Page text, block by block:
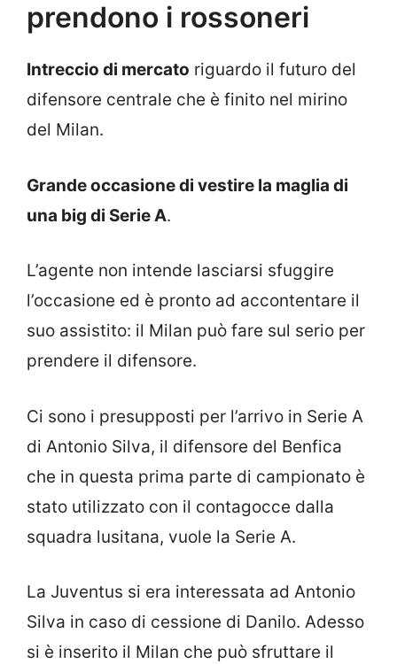
prendono i rossoneri
Intreccio di mercato riguardo il futuro del
difensore centrale che è finito nel mirino
del Milan.
Grande occasione di vestire la maglia di
una big di Serie A.
L’agente non intende lasciarsi sfuggire
l’occasione ed è pronto ad accontentare il
suo assistito: il Milan può fare sul serio per
prendere il difensore.
Ci sono i presupposti per l’arrivo in Serie A
di Antonio Silva, il difensore del Benfica
che in questa prima parte di campionato è
stato utilizzato con il contagocce dalla
squadra lusitana, vuole la Serie A.
La Juventus si era interessata ad Antonio
Silva in caso di cessione di Danilo. Adesso
si è inserito il Milan che può sfruttare il